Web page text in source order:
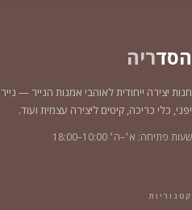
הסדריה
חנות יצירה ייחודית לאוהבי אמנות הנייר — נייר
יפני, כלי כריכה, קיטים ליצירה עצמית ועוד.
שעות פתיחה: א׳–ה׳ 10:00–18:00
קטגוריות